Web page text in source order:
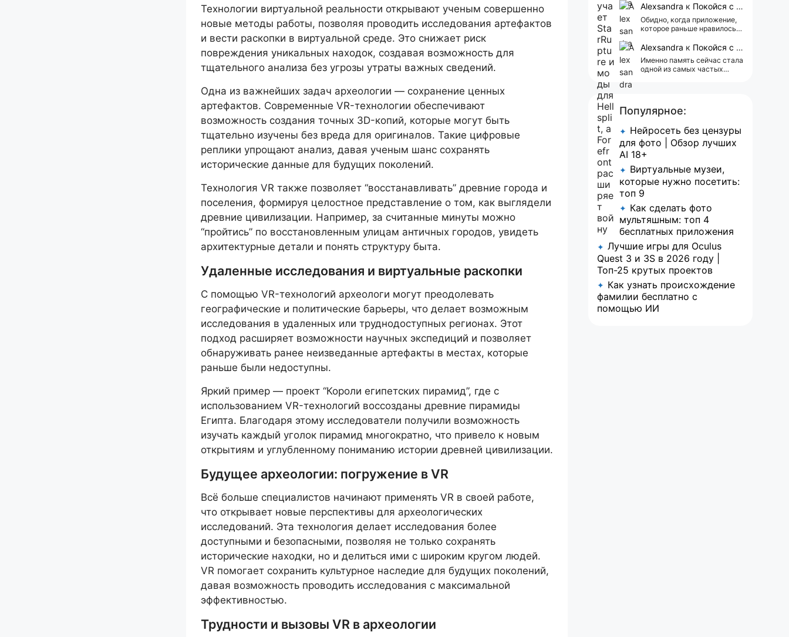
Технологии виртуальной реальности открывают ученым совершенно
новые методы работы, позволяя проводить исследования артефактов
и вести раскопки в виртуальной среде. Это снижает риск
повреждения уникальных находок, создавая возможность для
тщательного анализа без угрозы утраты важных сведений.
Одна из важнейших задач археологии — сохранение ценных
артефактов. Современные VR-технологии обеспечивают
возможность создания точных 3D-копий, которые могут быть
тщательно изучены без вреда для оригиналов. Такие цифровые
реплики упрощают анализ, давая ученым шанс сохранять
исторические данные для будущих поколений.
Технология VR также позволяет “восстанавливать” древние города и
поселения, формируя целостное представление о том, как выглядели
древние цивилизации. Например, за считанные минуты можно
“пройтись” по восстановленным улицам античных городов, увидеть
архитектурные детали и понять структуру быта.
Удаленные исследования и виртуальные раскопки
С помощью VR-технологий археологи могут преодолевать
географические и политические барьеры, что делает возможным
исследования в удаленных или труднодоступных регионах. Этот
подход расширяет возможности научных экспедиций и позволяет
обнаруживать ранее неизведанные артефакты в местах, которые
раньше были недоступны.
Яркий пример — проект “Короли египетских пирамид”, где с
использованием VR-технологий воссозданы древние пирамиды
Египта. Благодаря этому исследователи получили возможность
изучать каждый уголок пирамид многократно, что привело к новым
открытиям и углубленному пониманию истории древней цивилизации.
Будущее археологии: погружение в VR
Всё больше специалистов начинают применять VR в своей работе,
что открывает новые перспективы для археологических
исследований. Эта технология делает исследования более
доступными и безопасными, позволяя не только сохранять
исторические находки, но и делиться ими с широким кругом людей.
VR помогает сохранить культурное наследие для будущих поколений,
давая возможность проводить исследования с максимальной
эффективностью.
Трудности и вызовы VR в археологии
АААААА 😁 ХВАТИТ 🤯😖😵‍💫
Alexsandra к Покойся с миром, Character.AI. Тебя убили собственные разработчики
Обидно, когда приложение,
которое раньше нравилось, а
реклама 😢
Alexsandra к Покойся с миром, Character.AI. Тебя убили собственные разработчики
Именно память сейчас стала
одной из самых частых
Популярное:
✦ Нейросеть без цензуры
для фото | Обзор лучших
AI 18+
✦ Виртуальные музеи,
которые нужно посетить:
топ 9
✦ Как сделать фото
мультяшным: топ 4
бесплатных приложения
✦ Лучшие игры для Oculus
Quest 3 и 3S в 2026 году |
Топ-25 крутых проектов
✦ Как узнать происхождение
фамилии бесплатно с
помощью ИИ